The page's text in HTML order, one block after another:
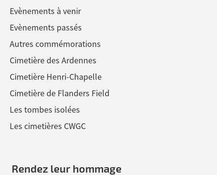
Evènements à venir
Evènements passés
Autres commémorations
Cimetière des Ardennes
Cimetière Henri-Chapelle
Cimetière de Flanders Field
Les tombes isolées
Les cimetières CWGC
Rendez leur hommage